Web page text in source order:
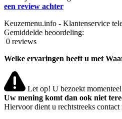
een review achter
Keuzemenu.info - Klantenservice
Gemiddelde beoordeling:
0 reviews
Welke ervaringen heeft u met
Let op! U bezoekt
Uw mening komt dan ook niet
Hiervoor dient u rechtstreeks